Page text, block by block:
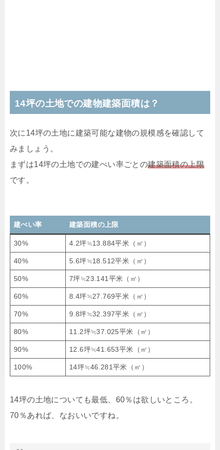
14坪の土地での建物建築面積は？
次に14坪の土地に建築可能な建物の規模感を確認して
みましょう。
まずは14坪の土地での建ぺい率ごとの建築面積の上限
です。
建ぺい率 建築面積の上限
30% 4.2坪≒13.884平米（㎡）
40% 5.6坪≒18.512平米（㎡）
50% 7坪≒23.141平米（㎡）
60% 8.4坪≒27.769平米（㎡）
70% 9.8坪≒32.397平米（㎡）
80% 11.2坪≒37.025平米（㎡）
90% 12.6坪≒41.653平米（㎡）
100% 14坪≒46.281平米（㎡）
14坪の土地についても最低、60％は欲しいところ。
70％あれば、なおいいですね。